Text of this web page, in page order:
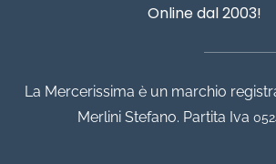
Online dal 2003!
La Mercerissima è un marchio
Merlini Stefano. Partita Iva